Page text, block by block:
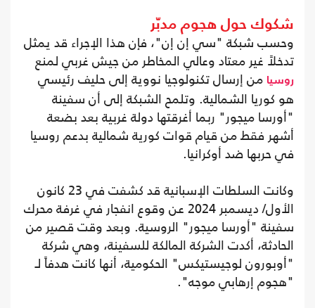
شكوك حول هجوم مدبّر
وحسب شبكة "سي إن إن"، فإن هذا الإجراء قد يمثل
تدخلاً غير معتاد وعالي المخاطر من جيش غربي لمنع
روسيا من إرسال تكنولوجيا نووية إلى حليف رئيسي
هو كوريا الشمالية. وتلمح الشبكة إلى أن سفينة
"أورسا ميجور" ربما أغرقتها دولة غربية بعد بضعة
أشهر فقط من قيام قوات كورية شمالية بدعم روسيا
في حربها ضد أوكرانيا.
وكانت السلطات الإسبانية قد كشفت في 23 كانون
الأول/ ديسمبر 2024 عن وقوع انفجار في غرفة محرك
سفينة "أورسا ميجور" الروسية. وبعد وقت قصير من
الحادثة، أكدت الشركة المالكة للسفينة، وهي شركة
"أوبورون لوجيستيكس" الحكومية، أنها كانت هدفاً لـ
"هجوم إرهابي موجه".